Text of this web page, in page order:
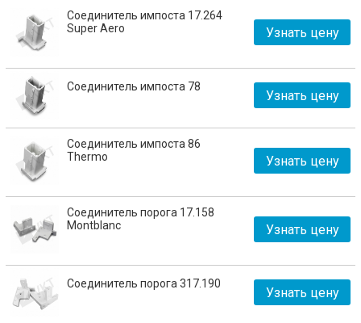
Соединитель импоста 17.264
Super Aero
Узнать цену
Соединитель импоста 78
Узнать цену
Соединитель импоста 86
Thermo
Узнать цену
Соединитель порога 17.158
Montblanc
Узнать цену
Соединитель порога 317.190
Узнать цену